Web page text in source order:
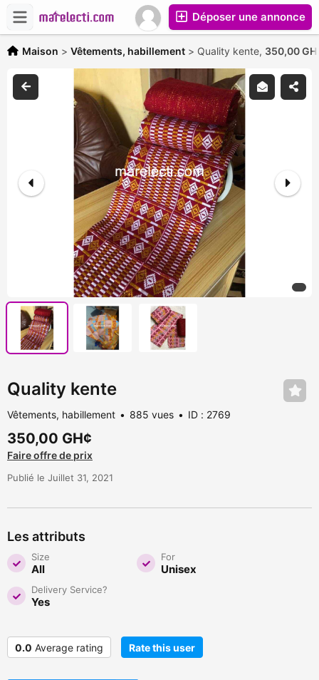
Déposer une annonce
Maison > Vêtements, habillement > Quality kente, 350,00
Quality kente
Vêtements, habillement 885 vues ID : 2769
350,00 GH¢
Faire offre de prix
Publié le Juillet 31, 2021
Les attributs
Size
All
For
Unisex
Delivery Service?
Yes
0.0 Average rating Rate this user